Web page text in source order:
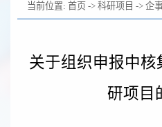
当前位置: 首页 -> 科研项目 -> 企
关于组织申报中核
研项目